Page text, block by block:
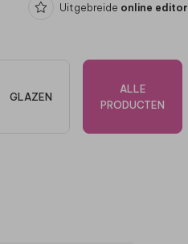
Uitgebreide online editor
GLAZEN
ALLE
PRODUCTEN